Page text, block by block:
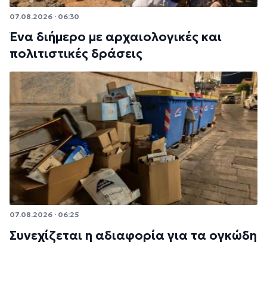
07.08.2026 · 06:30
Ένα διήμερο με αρχαιολογικές και
πολιτιστικές δράσεις
07.08.2026 · 06:25
Συνεχίζεται η αδιαφορία για τα ογκώδη